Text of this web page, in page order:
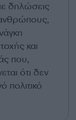
δηλώσεις
και
που,
ότι δεν
πολιτικό